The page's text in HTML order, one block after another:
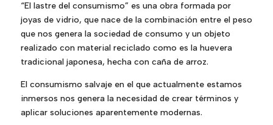
“El lastre del consumismo” es una obra formada por
joyas de vidrio, que nace de la combinación entre el peso
que nos genera la sociedad de consumo y un objeto
realizado con material reciclado como es la huevera
tradicional japonesa, hecha con caña de arroz.
El consumismo salvaje en el que actualmente estamos
inmersos nos genera la necesidad de crear términos y
aplicar soluciones aparentemente modernas.